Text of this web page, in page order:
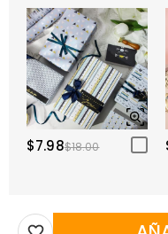
$7.98$18.00